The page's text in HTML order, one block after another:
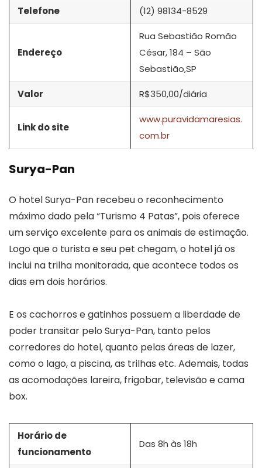
Telefone (12) 98134-8529
Endereço
Rua Sebastião Romão
César, 184 – São
Sebastião,SP
Valor R$350,00/diária
Link do site
www.puravidamaresias.
com.br
Surya-Pan
O hotel Surya-Pan recebeu o reconhecimento
máximo dado pela “Turismo 4 Patas”, pois oferece
um serviço excelente para os animais de estimação.
Logo que o turista e seu pet chegam, o hotel já os
inclui na trilha monitorada, que acontece todos os
dias em dois horários.
E os cachorros e gatinhos possuem a liberdade de
poder transitar pelo Surya-Pan, tanto pelos
corredores do hotel, quanto pelas áreas de lazer,
como o lago, a piscina, as trilhas etc. Ademais, todas
as acomodações lareira, frigobar, televisão e cama
box.
Horário de
funcionamento
Das 8h às 18h